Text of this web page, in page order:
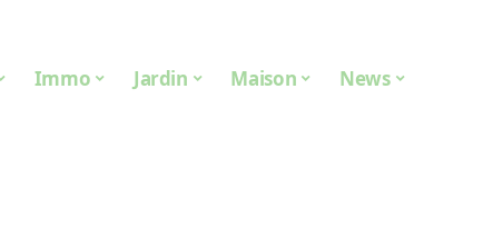
Immo Jardin Maison News